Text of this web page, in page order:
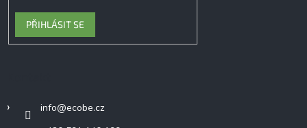
PŘIHLÁSIT SE
info@ecobe.cz